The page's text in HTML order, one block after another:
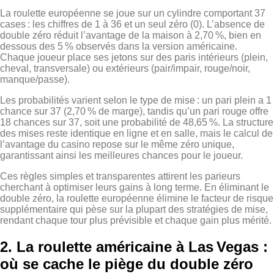
La roulette européenne se joue sur un cylindre comportant 37
cases : les chiffres de 1 à 36 et un seul zéro (0). L’absence de
double zéro réduit l’avantage de la maison à 2,70 %, bien en
dessous des 5 % observés dans la version américaine.
Chaque joueur place ses jetons sur des paris intérieurs (plein,
cheval, transversale) ou extérieurs (pair/impair, rouge/noir,
manque/passe).
Les probabilités varient selon le type de mise : un pari plein a 1
chance sur 37 (2,70 % de marge), tandis qu’un pari rouge offre
18 chances sur 37, soit une probabilité de 48,65 %. La structure
des mises reste identique en ligne et en salle, mais le calcul de
l’avantage du casino repose sur le même zéro unique,
garantissant ainsi les meilleures chances pour le joueur.
Ces règles simples et transparentes attirent les parieurs
cherchant à optimiser leurs gains à long terme. En éliminant le
double zéro, la roulette européenne élimine le facteur de risque
supplémentaire qui pèse sur la plupart des stratégies de mise,
rendant chaque tour plus prévisible et chaque gain plus mérité.
2. La roulette américaine à Las Vegas :
où se cache le piège du double zéro